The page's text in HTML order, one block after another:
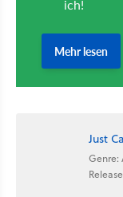
Just
Genre: